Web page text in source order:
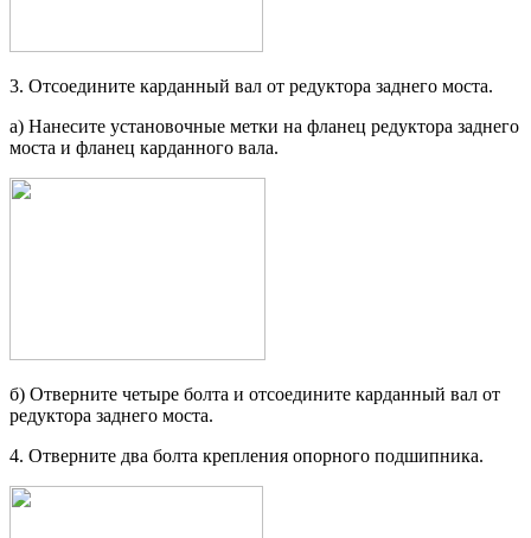
3. Отсоедините карданный вал от ре­дуктора заднего моста.
а) Нанесите установочные метки на фланец редуктора заднего
моста и фланец карданного вала.
б) Отверните четыре болта и отсо­едините карданный вал от
редукто­ра заднего моста.
4. Отверните два болта крепления опорного подшипника.